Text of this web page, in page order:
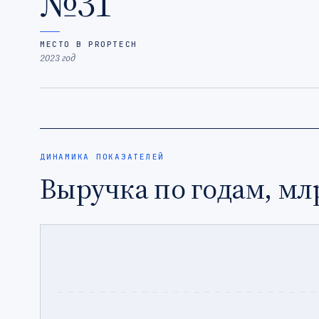
МЕСТО В PROPTECH
2023 год
ДИНАМИКА ПОКАЗАТЕЛЕЙ
Выручка по годам,